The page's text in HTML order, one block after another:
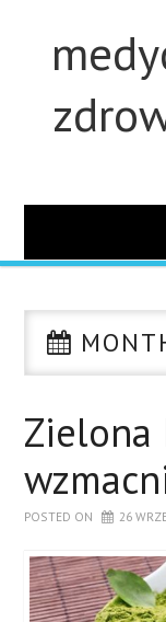
STUDIA
KONTAKT
Zielona
POSTED ON 26